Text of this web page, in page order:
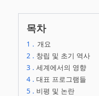
목차
1 . 개요
2 . 창립 및 초기 역사
3 . 세계에서의 영향
4 . 대표 프로그램들
5 . 비평 및 논란